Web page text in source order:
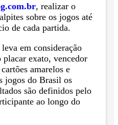
, realizar o
sobre os jogos até
de cada partida.
em consideração
exato, vencedor
amarelos e
jogos do Brasil os
são definidos pelo
ao longo do